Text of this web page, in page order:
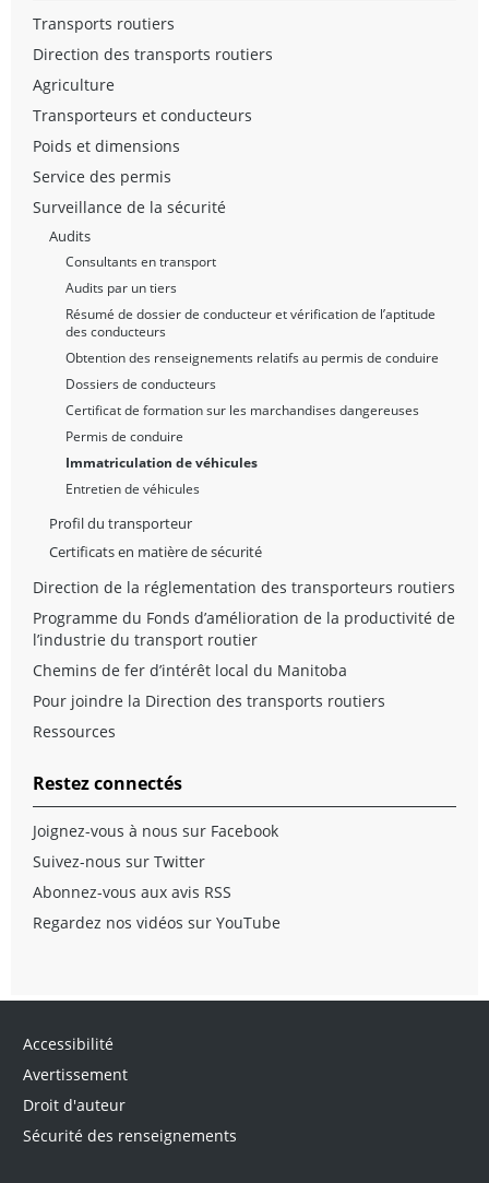
Transports routiers
Direction des transports routiers
Agriculture
Transporteurs et conducteurs
Poids et dimensions
Service des permis
Surveillance de la sécurité
Audits
Consultants en transport
Audits par un tiers
Résumé de dossier de conducteur et vérification de l’aptitude
des conducteurs
Obtention des renseignements relatifs au permis de conduire
Dossiers de conducteurs
Certificat de formation sur les marchandises dangereuses
Permis de conduire
Immatriculation de véhicules
Entretien de véhicules
Profil du transporteur
Certificats en matière de sécurité
Direction de la réglementation des transporteurs routiers
Programme du Fonds d’amélioration de la productivité de
l’industrie du transport routier
Chemins de fer d’intérêt local du Manitoba
Pour joindre la Direction des transports routiers
Ressources
Restez connectés
Joignez-vous à nous sur Facebook
Suivez-nous sur Twitter
Abonnez-vous aux avis RSS
Regardez nos vidéos sur YouTube
Accessibilité
Avertissement
Droit d'auteur
Sécurité des renseignements